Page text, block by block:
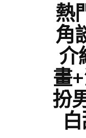
熱
角
介
畫
扮